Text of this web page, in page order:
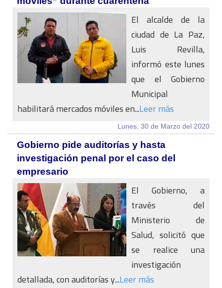
El alcalde de la
ciudad de La Paz,
Luis Revilla,
informó este lunes
que el Gobierno
Municipal
habilitará mercados móviles en...Leer más
Lunes, 30 de Marzo del 2020
Gobierno pide auditorías y hasta
investigación penal por el caso del
empresario
El Gobierno, a
través del
Ministerio de
Salud, solicitó que
se realice una
investigación
detallada, con auditorías y...Leer más